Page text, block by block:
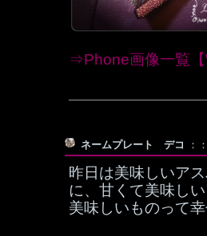
⇒Phone画像一覧
ネームプレート デコ ：
昨日は美味しいア
に、甘くて美味し
美味しいものって